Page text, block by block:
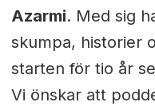
Azarmi. Med sig
skumpa, historier
starten för tio år
Vi önskar att